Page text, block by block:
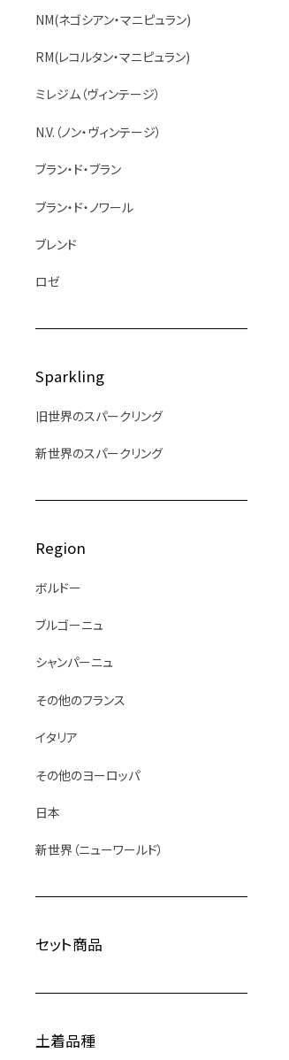
NM(ネゴシアン・マニピュラン)
RM(レコルタン・マニピュラン)
ミレジム（ヴィンテージ）
N.V.（ノン・ヴィンテージ）
ブラン・ド・ブラン
ブラン・ド・ノワール
ブレンド
ロゼ
Sparkling
旧世界のスパークリング
新世界のスパークリング
Region
ボルドー
ブルゴーニュ
シャンパーニュ
その他のフランス
イタリア
その他のヨーロッパ
日本
新世界（ニューワールド）
セット商品
土着品種